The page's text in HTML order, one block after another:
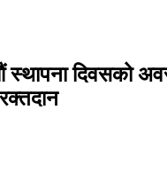
दिवसको